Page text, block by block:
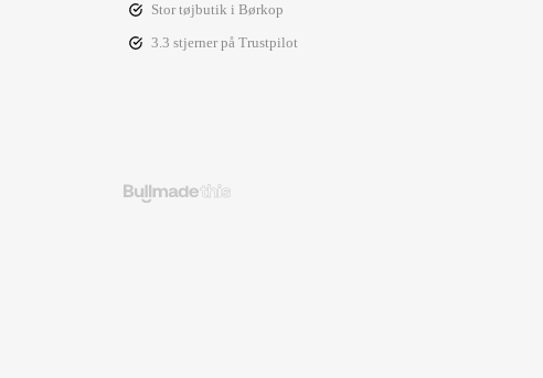
Stor tøjbutik i Børkop
3.3 stjerner på Trustpilot